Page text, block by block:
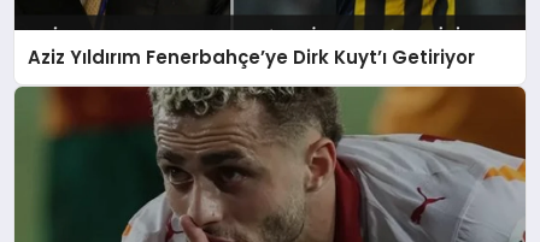
Aziz Yıldırım Fenerbahçe’ye Dirk Kuyt’ı Getiriyor